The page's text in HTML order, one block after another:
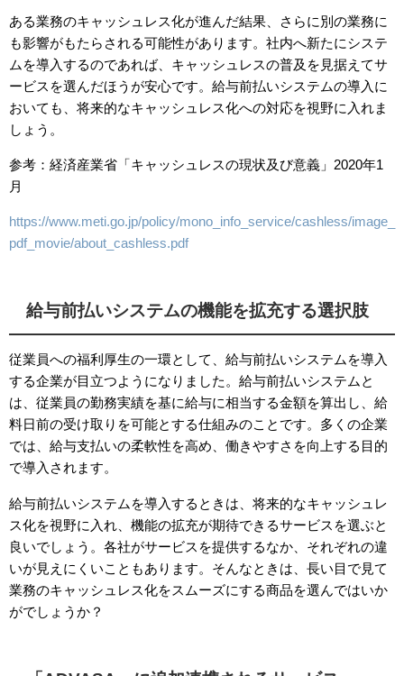
ある業務のキャッシュレス化が進んだ結果、さらに別の業務に
も影響がもたらされる可能性があります。社内へ新たにシステ
ムを導入するのであれば、キャッシュレスの普及を見据えてサ
ービスを選んだほうが安心です。給与前払いシステムの導入に
おいても、将来的なキャッシュレス化への対応を視野に入れま
しょう。
参考：経済産業省「キャッシュレスの現状及び意義」 2020年1
月
https://www.meti.go.jp/policy/mono_info_service/cashless/image_
pdf_movie/about_cashless.pdf
給与前払いシステムの機能を拡充する選択肢
従業員への福利厚生の一環として、給与前払いシステムを導入
する企業が目立つようになりました。給与前払いシステムと
は、従業員の勤務実績を基に給与に相当する金額を算出し、給
料日前の受け取りを可能とする仕組みのことです。多くの企業
では、給与支払いの柔軟性を高め、働きやすさを向上する目的
で導入されます。
給与前払いシステムを導入するときは、将来的なキャッシュレ
ス化を視野に入れ、機能の拡充が期待できるサービスを選ぶと
良いでしょう。各社がサービスを提供するなか、それぞれの違
いが見えにくいこともあります。そんなときは、長い目で見て
業務のキャッシュレス化をスムーズにする商品を選んではいか
がでしょうか？